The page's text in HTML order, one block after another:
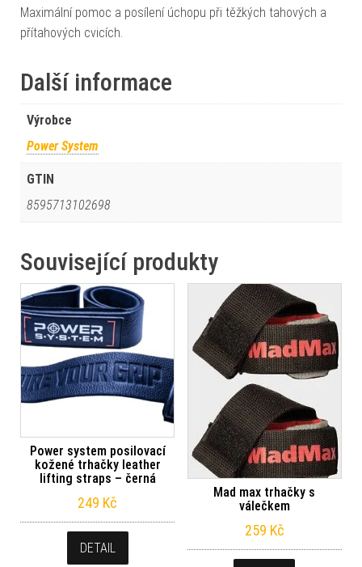
Maximální pomoc a posílení úchopu při těžkých tahových a
přítahových cvicích.
Další informace
Výrobce
Power System
GTIN
8595713102698
Související produkty
Power system posilovací
kožené trhačky leather
lifting straps – černá
249 Kč
DETAIL
Mad max trhačky s
válečkem
259 Kč